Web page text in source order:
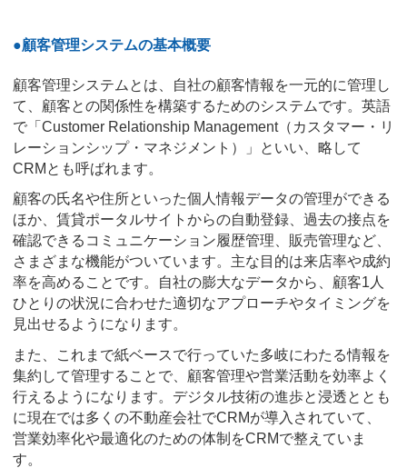
●顧客管理システムの基本概要
顧客管理システムとは、自社の顧客情報を一元的に管理し
て、顧客との関係性を構築するためのシステムです。英語
で「Customer Relationship Management（カスタマー・リ
レーションシップ・マネジメント）」といい、略して
CRMとも呼ばれます。
顧客の氏名や住所といった個人情報データの管理ができる
ほか、賃貸ポータルサイトからの自動登録、過去の接点を
確認できるコミュニケーション履歴管理、販売管理など、
さまざまな機能がついています。主な目的は来店率や成約
率を高めることです。自社の膨大なデータから、顧客1人
ひとりの状況に合わせた適切なアプローチやタイミングを
見出せるようになります。
また、これまで紙ベースで行っていた多岐にわたる情報を
集約して管理することで、顧客管理や営業活動を効率よく
行えるようになります。デジタル技術の進歩と浸透ととも
に現在では多くの不動産会社でCRMが導入されていて、
営業効率化や最適化のための体制をCRMで整えていま
す。